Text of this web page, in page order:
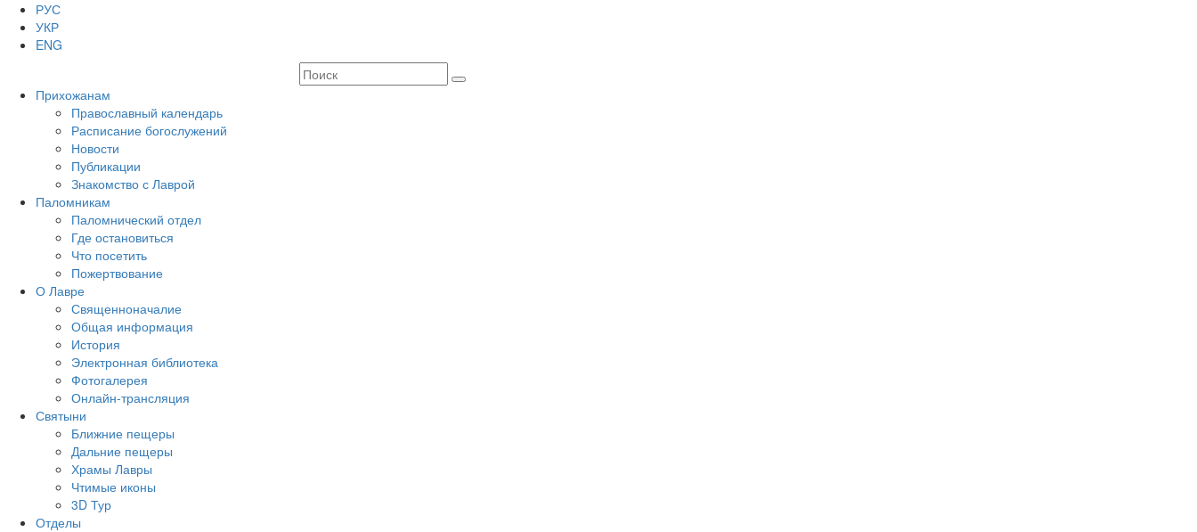
РУС
УКР
ENG
Прихожанам
Православный календарь
Расписание богослужений
Новости
Публикации
Знакомство с Лаврой
Паломникам
Паломнический отдел
Где остановиться
Что посетить
Пожертвование
О Лавре
Священноначалие
Общая информация
История
Электронная библиотека
Фотогалерея
Онлайн-трансляция
Святыни
Ближние пещеры
Дальние пещеры
Храмы Лавры
Чтимые иконы
3D Тур
Отделы